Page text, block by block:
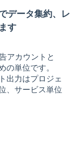
データ集約、レ
す
アカウントと
の単位です。
出力はプロジェ
、サービス単位